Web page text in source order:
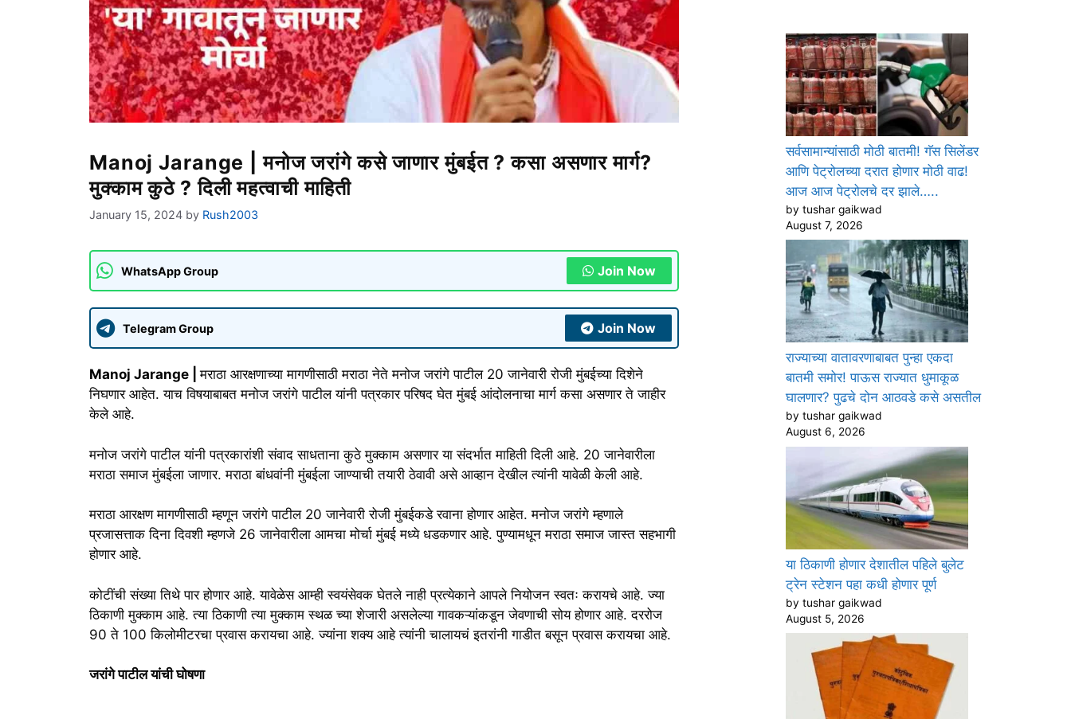
Manoj Jarange | मनोज जरांगे कसे जाणार मुंबईत ? कसा असणार मार्ग?
मुक्काम कुठे ? दिली महत्वाची माहिती
January 15, 2024 by Rush2003
WhatsApp Group Join Now
Telegram Group Join Now
Manoj Jarange |मराठा आरक्षणाच्या मागणीसाठी मराठा नेते मनोज जरांगे पाटील 20 जानेवारी रोजी मुंबईच्या दिशेने
निघणार आहेत. याच विषयाबाबत मनोज जरांगे पाटील यांनी पत्रकार परिषद घेत मुंबई आंदोलनाचा मार्ग कसा असणार ते जाहीर
केले आहे.
मनोज जरांगे पाटील यांनी पत्रकारांशी संवाद साधताना कुठे मुक्काम असणार या संदर्भात माहिती दिली आहे. 20 जानेवारीला
मराठा समाज मुंबईला जाणार. मराठा बांधवांनी मुंबईला जाण्याची तयारी ठेवावी असे आव्हान देखील त्यांनी यावेळी केली आहे.
मराठा आरक्षण मागणीसाठी म्हणून जरांगे पाटील 20 जानेवारी रोजी मुंबईकडे रवाना होणार आहेत. मनोज जरांगे म्हणाले
प्रजासत्ताक दिना दिवशी म्हणजे 26 जानेवारीला आमचा मोर्चा मुंबई मध्ये धडकणार आहे. पुण्यामधून मराठा समाज जास्त सहभागी
होणार आहे.
कोटींची संख्या तिथे पार होणार आहे. यावेळेस आम्ही स्वयंसेवक घेतले नाही प्रत्येकाने आपले नियोजन स्वतः करायचे आहे. ज्या
ठिकाणी मुक्काम आहे. त्या ठिकाणी त्या मुक्काम स्थळ च्या शेजारी असलेल्या गावकऱ्यांकडून जेवणाची सोय होणार आहे. दररोज
90 ते 100 किलोमीटरचा प्रवास करायचा आहे. ज्यांना शक्य आहे त्यांनी चालायचं इतरांनी गाडीत बसून प्रवास करायचा आहे.
जरांगे पाटील यांची घोषणा
सर्वसामान्यांसाठी मोठी बातमी! गॅस सिलेंडर
आणि पेट्रोलच्या दरात होणार मोठी वाढ!
आज आज पेट्रोलचे दर झाले…..
by tushar gaikwad
August 7, 2026
राज्याच्या वातावरणाबाबत पुन्हा एकदा
बातमी समोर! पाऊस राज्यात धुमाकूळ
घालणार? पुढचे दोन आठवडे कसे असतील
by tushar gaikwad
August 6, 2026
या ठिकाणी होणार देशातील पहिले बुलेट
ट्रेन स्टेशन पहा कधी होणार पूर्ण
by tushar gaikwad
August 5, 2026